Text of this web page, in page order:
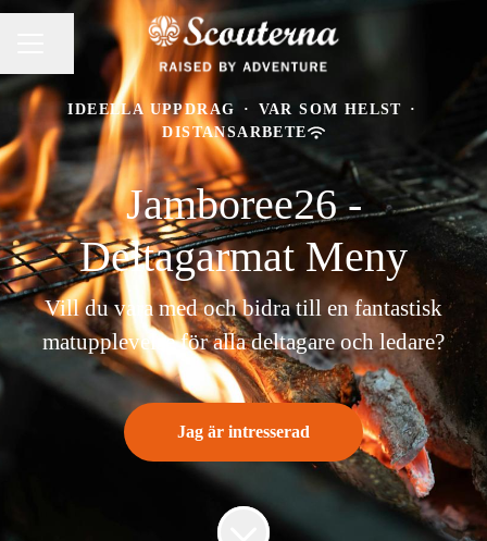
KARRIÄRMENY
Dela sidan
IDEELLA UPPDRAG · VAR SOM HELST ·
DISTANSARBETE
Jamboree26 -
Deltagarmat Meny
Vill du vara med och bidra till en fantastisk
matupplevelse för alla deltagare och ledare?
Jag är intresserad